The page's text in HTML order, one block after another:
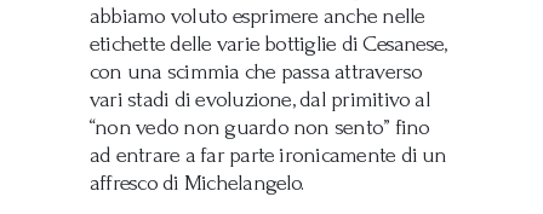
abbiamo voluto esprimere anche nelle
etichette delle varie bottiglie di Cesanese,
con una scimmia che passa attraverso
vari stadi di evoluzione, dal primitivo al
“non vedo non guardo non sento” fino
ad entrare a far parte ironicamente di un
affresco di Michelangelo.